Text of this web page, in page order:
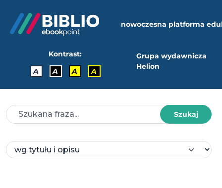
nowoczesna platforma
Kontrast:
A
A A A
Grupa wydawnicza
Helion
Szukaj